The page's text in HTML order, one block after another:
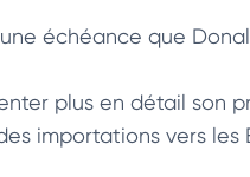
échéance que
plus en détail son
importations vers les